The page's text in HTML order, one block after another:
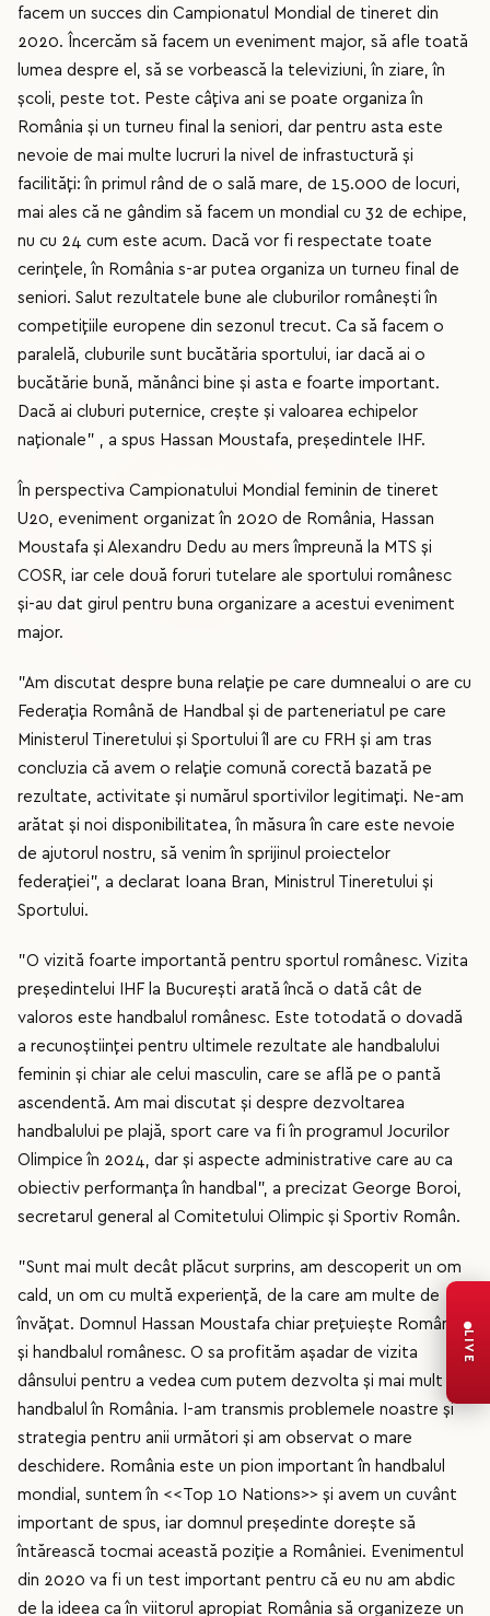
facem un succes din Campionatul Mondial de tineret din
2020. Încercăm să facem un eveniment major, să afle toată
lumea despre el, să se vorbească la televiziuni, în ziare, în
școli, peste tot. Peste câțiva ani se poate organiza în
România și un turneu final la seniori, dar pentru asta este
nevoie de mai multe lucruri la nivel de infrastuctură și
facilități: în primul rând de o sală mare, de 15.000 de locuri,
mai ales că ne gândim să facem un mondial cu 32 de echipe,
nu cu 24 cum este acum. Dacă vor fi respectate toate
cerințele, în România s-ar putea organiza un turneu final de
seniori. Salut rezultatele bune ale cluburilor românești în
competițiile europene din sezonul trecut. Ca să facem o
paralelă, cluburile sunt bucătăria sportului, iar dacă ai o
bucătărie bună, mănânci bine și asta e foarte important.
Dacă ai cluburi puternice, crește și valoarea echipelor
naționale" , a spus Hassan Moustafa, președintele IHF.
În perspectiva Campionatului Mondial feminin de tineret
U20, eveniment organizat în 2020 de România, Hassan
Moustafa și Alexandru Dedu au mers împreună la MTS și
COSR, iar cele două foruri tutelare ale sportului românesc
și-au dat girul pentru buna organizare a acestui eveniment
major.
"Am discutat despre buna relație pe care dumnealui o are cu
Federația Română de Handbal și de parteneriatul pe care
Ministerul Tineretului și Sportului îl are cu FRH și am tras
concluzia că avem o relație comună corectă bazată pe
rezultate, activitate și numărul sportivilor legitimați. Ne-am
arătat și noi disponibilitatea, în măsura în care este nevoie
de ajutorul nostru, să venim în sprijinul proiectelor
federației", a declarat Ioana Bran, Ministrul Tineretului și
Sportului.
"O vizită foarte importantă pentru sportul românesc. Vizita
președintelui IHF la București arată încă o dată cât de
valoros este handbalul românesc. Este totodată o dovadă
a recunoștiinței pentru ultimele rezultate ale handbalului
feminin și chiar ale celui masculin, care se află pe o pantă
ascendentă. Am mai discutat și despre dezvoltarea
handbalului pe plajă, sport care va fi în programul Jocurilor
Olimpice în 2024, dar și aspecte administrative care au ca
obiectiv performanța în handbal", a precizat George Boroi,
secretarul general al Comitetului Olimpic și Sportiv Român.
"Sunt mai mult decât plăcut surprins, am descoperit un om
cald, un om cu multă experiență, de la care am multe de
învățat. Domnul Hassan Moustafa chiar prețuiește România
și handbalul românesc. O sa profităm așadar de vizita
dânsului pentru a vedea cum putem dezvolta și mai mult
handbalul în România. I-am transmis problemele noastre și
strategia pentru anii următori și am observat o mare
deschidere. România este un pion important în handbalul
mondial, suntem în <<Top 10 Nations>> și avem un cuvânt
important de spus, iar domnul președinte dorește să
întărească tocmai această poziție a României. Evenimentul
din 2020 va fi un test important pentru că eu nu am abdic
de la ideea ca în viitorul apropiat România să organizeze un
LIVE